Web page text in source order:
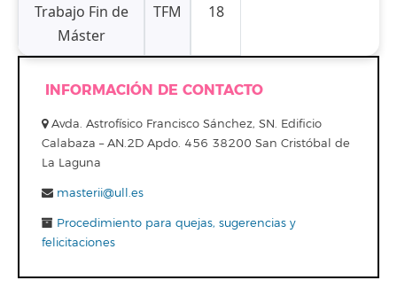
Trabajo Fin de
Máster
TFM 18
INFORMACIÓN DE CONTACTO
Avda. Astrofísico Francisco Sánchez, SN. Edificio
Calabaza – AN.2D Apdo. 456 38200 San Cristóbal de
La Laguna
masterii@ull.es
Procedimiento para quejas, sugerencias y
felicitaciones